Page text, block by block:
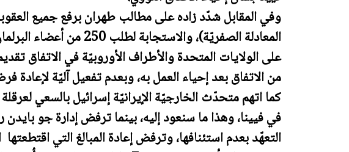
وفي المقابل شدّد زاده على مطالب طهران برفع جميع
المعادلة الصفريّة)،
على الولايات المتحدة والأطراف الأوروبيّة في الاتفاق
من الاتفاق بعد إحياء العمل به، وبعدم تفعيل آليّة
كما اتهم متحدّث الخارجيّة الإيرانيّة إسرائيل بالسعي
في فيينا، وهذا ما سنعود إليه، بينما ترفض إدارة جو
التعهّد بعدم استئنافها، وترفض إعادة المبالغ التي